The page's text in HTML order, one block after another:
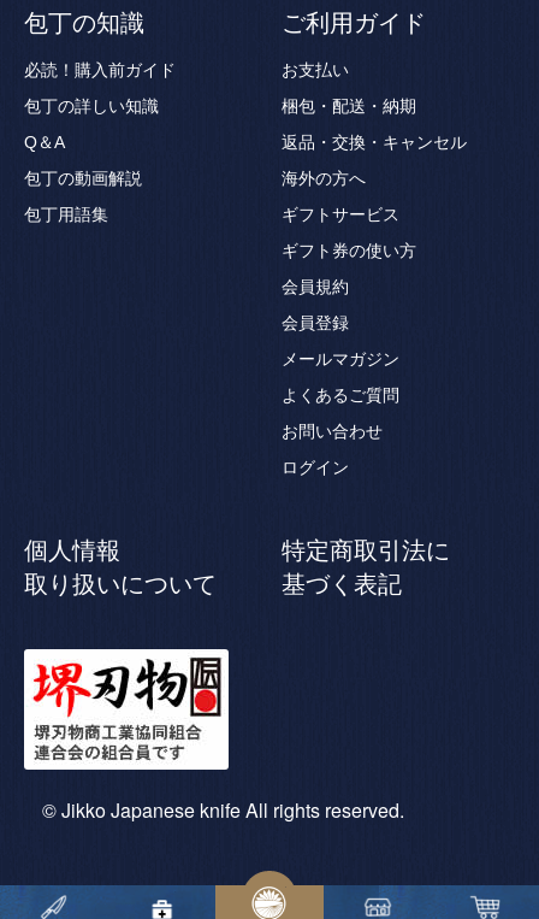
包丁の知識
必読！購入前ガイド
包丁の詳しい知識
Q＆A
包丁の動画解説
包丁用語集
ご利用ガイド
お支払い
梱包・配送・納期
返品・交換・キャンセル
海外の方へ
ギフトサービス
ギフト券の使い方
会員規約
会員登録
メールマガジン
よくあるご質問
お問い合わせ
ログイン
個人情報
取り扱いについて
特定商取引法に
基づく表記
© Jikko Japanese knife All rights reserved.